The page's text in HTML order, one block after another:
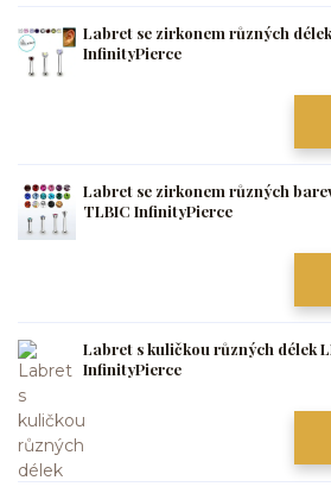
Labret se zirkonem různých
InfinityPierce
Labret se zirkonem různých
TLBIC InfinityPierce
Labret s kuličkou různých délek
InfinityPierce